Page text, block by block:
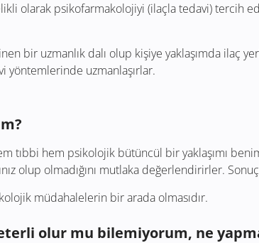
olarak psikofarmakolojiyi (ilaçla tedavi) tercih
bir uzmanlık dalı olup kişiye yaklaşımda ilaç
yöntemlerinde uzmanlaşırlar.
tıbbi hem psikolojik bütüncül bir yaklaşımı
olup olmadığını mutlaka değerlendirirler.
müdahalelerin bir arada olmasıdır.
olur mu bilemiyorum, ne